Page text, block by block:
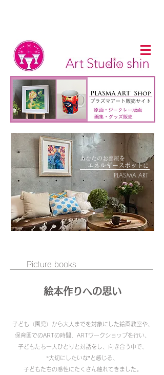
あなたのお部屋を
エネルギー スポットに
PLASMA ART
Picture books
絵本作りへの思い
子ども（園児）から大人までを対象にした絵画教室や、
保育園でのARTの時間、ARTワークショップを行い、
子どもたち一人ひとりと対話をし、向き合う中で、
“大切にしたいな”と感じる、
子どもたちの感性にたくさん触れてきました。